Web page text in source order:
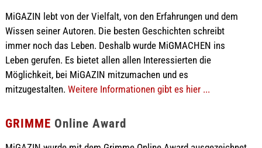
MiGAZIN lebt von der Vielfalt, von den Erfahrungen und dem
Wissen seiner Autoren. Die besten Geschichten schreibt
immer noch das Leben. Deshalb wurde MiGMACHEN ins
Leben gerufen. Es bietet allen allen Interessierten die
Möglichkeit, bei MiGAZIN mitzumachen und es
mitzugestalten. Weitere Informationen gibt es hier ...
GRIMME Online Award